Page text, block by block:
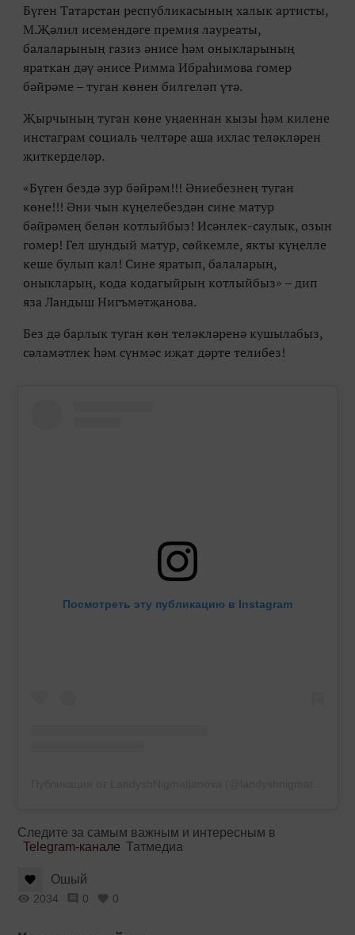
Бүген Татарстан республикасының халык артисты,
М.Җәлил исемендәге премия лауреаты,
балаларының газиз әнисе һәм оныкларының
яраткан дәү әнисе Римма Ибраһимова гомер
бәйрәме – туган көнен билгеләп үтә.
Җырчының туган көне уңаеннан кызы һәм килене
инстаграм социаль челтәре аша ихлас теләкләрен
җиткерделәр.
«Бүген бездә зур бәйрәм!!! Әниебезнең туган
көне!!! Әни чын күңелебездән сине матур
бәйрәмең белән котлыйбыз! Исәнлек-саулык, озын
гомер! Гел шундый матур, сөйкемле, якты күңелле
кеше булып кал! Сине яратып, балаларың,
оныкларың, кода кодагыйрың котлыйбыз» – дип
яза Ландыш Нигъмәтҗанова.
Без дә барлык туган көн теләкләренә кушылабыз,
сәламәтлек һәм сүнмәс иҗат дәрте телибез!
Посмотреть эту публикацию в Instagram
Следите за самым важным и интересным в
Telegram-канале
Татмедиа
Ошый
2034 0 0